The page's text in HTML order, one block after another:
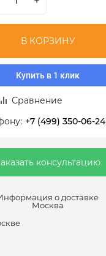
В КОРЗИНУ
Купить в 1 клик
Сравнение
+7 (499) 350-06-24
консультацию
о доставке
Москва